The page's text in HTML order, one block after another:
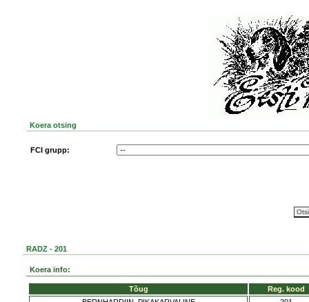
Koera otsing
FCI grupp:
RADZ - 201
Koera info:
Tõug
Reg. kood